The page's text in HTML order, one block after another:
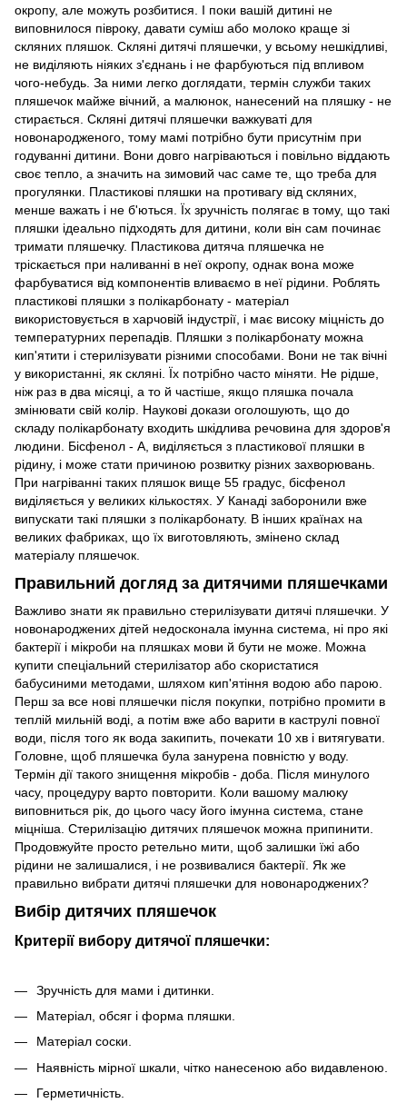
окропу, але можуть розбитися. І поки вашій дитині не
виповнилося півроку, давати суміш або молоко краще зі
скляних пляшок. Скляні дитячі пляшечки, у всьому нешкідливі,
не виділяють ніяких з'єднань і не фарбуються під впливом
чого-небудь. За ними легко доглядати, термін служби таких
пляшечок майже вічний, а малюнок, нанесений на пляшку - не
стирається. Скляні дитячі пляшечки важкуваті для
новонародженого, тому мамі потрібно бути присутнім при
годуванні дитини. Вони довго нагріваються і повільно віддають
своє тепло, а значить на зимовий час саме те, що треба для
прогулянки. Пластикові пляшки на противагу від скляних,
менше важать і не б'ються. Їх зручність полягає в тому, що такі
пляшки ідеально підходять для дитини, коли він сам починає
тримати пляшечку. Пластикова дитяча пляшечка не
тріскається при наливанні в неї окропу, однак вона може
фарбуватися від компонентів вливаємо в неї рідини. Роблять
пластикові пляшки з полікарбонату - матеріал
використовується в харчовій індустрії, і має високу міцність до
температурних перепадів. Пляшки з полікарбонату можна
кип'ятити і стерилізувати різними способами. Вони не так вічні
у використанні, як скляні. Їх потрібно часто міняти. Не рідше,
ніж раз в два місяці, а то й частіше, якщо пляшка почала
змінювати свій колір. Наукові докази оголошують, що до
складу полікарбонату входить шкідлива речовина для здоров'я
людини. Бісфенол - А, виділяється з пластикової пляшки в
рідину, і може стати причиною розвитку різних захворювань.
При нагріванні таких пляшок вище 55 градус, бісфенол
виділяється у великих кількостях. У Канаді заборонили вже
випускати такі пляшки з полікарбонату. В інших країнах на
великих фабриках, що їх виготовляють, змінено склад
матеріалу пляшечок.
Правильний догляд за дитячими пляшечками
Важливо знати як правильно стерилізувати дитячі пляшечки. У
новонароджених дітей недосконала імунна система, ні про які
бактерії і мікроби на пляшках мови й бути не може. Можна
купити спеціальний стерилізатор або скористатися
бабусиними методами, шляхом кип'ятіння водою або парою.
Перш за все нові пляшечки після покупки, потрібно промити в
теплій мильній воді, а потім вже або варити в каструлі повної
води, після того як вода закипить, почекати 10 хв і витягувати.
Головне, щоб пляшечка була занурена повністю у воду.
Термін дії такого знищення мікробів - доба. Після минулого
часу, процедуру варто повторити. Коли вашому малюку
виповниться рік, до цього часу його імунна система, стане
міцніша. Стерилізацію дитячих пляшечок можна припинити.
Продовжуйте просто ретельно мити, щоб залишки їжі або
рідини не залишалися, і не розвивалися бактерії. Як же
правильно вибрати дитячі пляшечки для новонароджених?
Вибір дитячих пляшечок
Критерії вибору дитячої пляшечки:
Зручність для мами і дитинки.
Матеріал, обсяг і форма пляшки.
Матеріал соски.
Наявність мірної шкали, чітко нанесеною або видавленою.
Герметичність.